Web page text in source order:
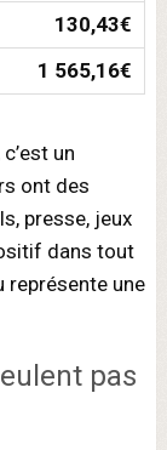
130,43€
1 565,16€
un
ont des
presse, jeux
dans tout
représente une
pas